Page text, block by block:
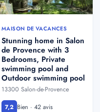
MAISON DE VACANCES
Stunning home in Salon
de Provence with 3
Bedrooms, Private
swimming pool and
Outdoor swimming pool
13300 Salon-de-Provence
7,2 Bien · 42 avis